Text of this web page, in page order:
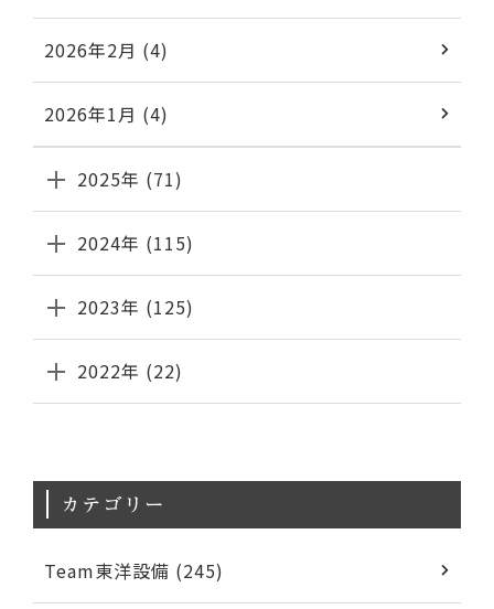
2026年2月 (4)
2026年1月 (4)
2025年 (71)
2024年 (115)
2023年 (125)
2022年 (22)
カテゴリー
Team東洋設備 (245)